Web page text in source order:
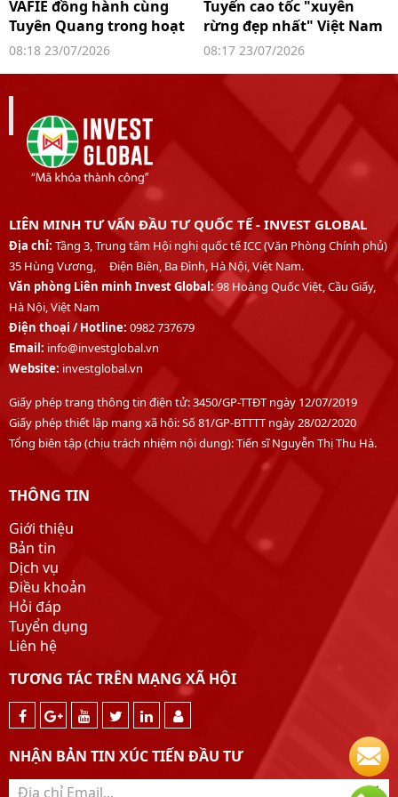
VAFIE đồng hành cùng
Tuyên Quang trong hoạt
động xúc tiến đầu tư
08:18 23/07/2026
Tuyến cao tốc "xuyên
rừng đẹp nhất" Việt Nam
hơn 18.000 tỷ đồng do Tập
08:17 23/07/2026
LIÊN MINH TƯ VẤN ĐẦU TƯ QUỐC TẾ - INVEST GLOBAL
Địa chỉ: Tầng 3, Trung tâm Hội nghị quốc tế ICC (Văn Phòng Chính phủ)
35 Hùng Vương, Điện Biên, Ba Đình, Hà Nội, Việt Nam.
Văn phòng Liên minh Invest Global:98 Hoàng Quốc Việt, Cầu Giấy,
Hà Nội, Việt Nam
Điện thoại /Hotline: 0982 737679
Email: info@investglobal.vn
Website: investglobal.vn
Giấy phép trang thông tin điện tử: 3450/GP-TTĐT ngày 12/07/2019
Giấy phép thiết lập mạng xã hội: Số 81/GP-BTTTT ngày 28/02/2020
Tổng biên tập (chịu trách nhiệm nội dung): Tiến sĩ Nguyễn Thị Thu Hà.
THÔNG TIN
Giới thiệu
Bản tin
Dịch vụ
Điều khoản
Hỏi đáp
Tuyển dụng
Liên hệ
TƯƠNG TÁC TRÊN MẠNG XÃ HỘI
NHẬN BẢN TIN XÚC TIẾN ĐẦU TƯ